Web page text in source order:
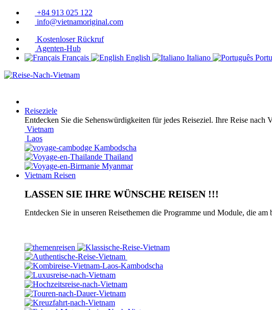
+84 913 025 122
info@vietnamoriginal.com
Kostenloser Rückruf
Agenten-Hub
Français
English Italiano
Reiseziele
Entdecken Sie die Sehenswürdigkeiten für jedes Reiseziel. Ihre Reise nach
Vietnam
Laos
Kambodscha
Thailand
Myanmar
Vietnam Reisen
LASSEN SIE IHRE WÜNSCHE REISEN !!!
Entdecken Sie in unseren Reisethemen die Programme und Module, die